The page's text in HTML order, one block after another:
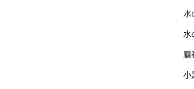
水
水
朧
小